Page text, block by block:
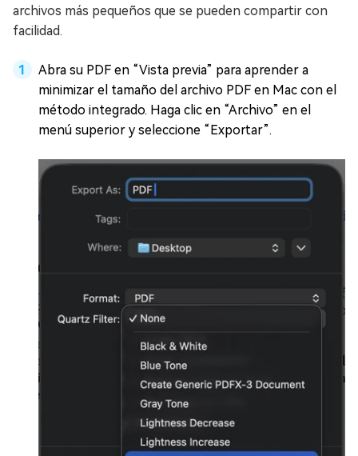
archivos más pequeños que se pueden compartir con
facilidad.
Abra su PDF en “Vista previa” para aprender a
minimizar el tamaño del archivo PDF en Mac con el
método integrado. Haga clic en “Archivo” en el
menú superior y seleccione “Exportar”.